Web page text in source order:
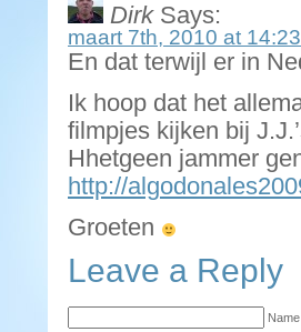
DirkSays:
maart 7th, 2010 at 14:23
En dat terwijl er in
Ik hoop dat het
filmpjes kijken bij
Hhetgeen jammer
http://
Groeten
Leave a Reply